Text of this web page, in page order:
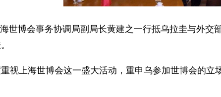
博会事务协调局副局长黄建之一行抵乌拉圭与外交
上海世博会这一盛大活动，重申乌参加世博会的立